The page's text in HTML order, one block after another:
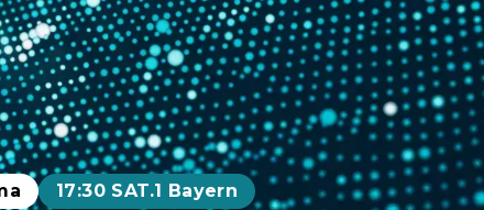
17:30 SAT.1 Bayern